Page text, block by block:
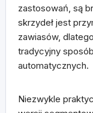
zastosowań, są
skrzydeł jest
zawiasów,
tradycyjny
automatycznych.
Niezwykle